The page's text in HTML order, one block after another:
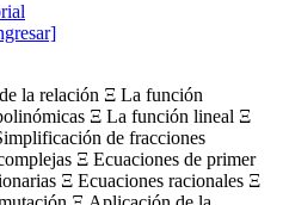
la relación Ξ La función
Ξ La función lineal Ξ
de fracciones
Ξ Ecuaciones de primer
Ξ Ecuaciones racionales Ξ